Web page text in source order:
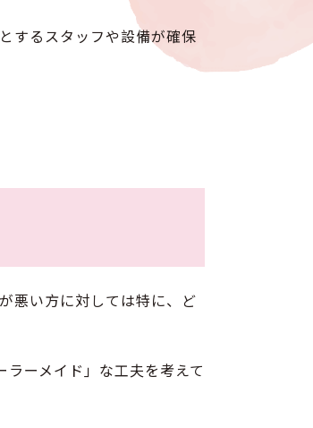
するスタッフや設備が確保
悪い方に対しては特に、ど
ーメイド」な工夫を考えて